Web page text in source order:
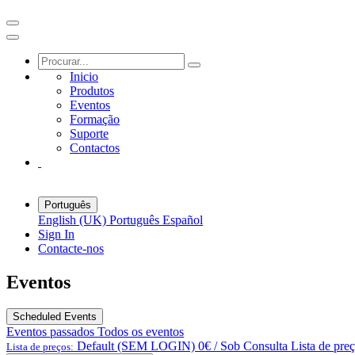
Inicio
Produtos
Eventos
Formação
Suporte
Contactos
Português
English (UK) Português Español
Sign In
Contacte-nos
Eventos
Scheduled Events
Eventos passados Todos os eventos
Lista de preços: Default (SEM LOGIN) 0€ / Sob Consulta Lista de